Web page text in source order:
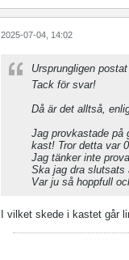
2025-07-04, 14:02
Ursprungligen
Tack för svar!
Då är det alltså,
Jag provkastade på
kast! Tror detta var
Jag tänker inte
Ska jag dra slutsats
Var ju så hoppfull
I vilket skede i kastet går